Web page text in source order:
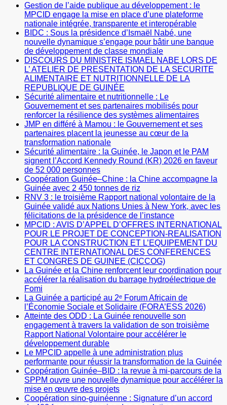
Gestion de l’aide publique au développement : le
MPCID engage la mise en place d’une plateforme
nationale intégrée, transparente et interopérable
BIDC : Sous la présidence d’Ismaël Nabé, une
nouvelle dynamique s’engage pour bâtir une banque
de développement de classe mondiale
DISCOURS DU MINISTRE ISMAEL NABE LORS DE
L’ ATELIER DE PRESENTATION DE LA SECURITE
ALIMENTAIRE ET NUTRITIONNELLE DE LA
REPUBLIQUE DE GUINÉE
Sécurité alimentaire et nutritionnelle : Le
Gouvernement et ses partenaires mobilisés pour
renforcer la résilience des systèmes alimentaires
JMP en différé à Mamou : le Gouvernement et ses
partenaires placent la jeunesse au cœur de la
transformation nationale
Sécurité alimentaire : la Guinée, le Japon et le PAM
signent l’Accord Kennedy Round (KR) 2026 en faveur
de 52 000 personnes
Coopération Guinée–Chine : la Chine accompagne la
Guinée avec 2 450 tonnes de riz
RNV 3 : le troisième Rapport national volontaire de la
Guinée validé aux Nations Unies à New York, avec les
félicitations de la présidence de l’instance
MPCID : AVIS D’APPEL D’OFFRES INTERNATIONAL
POUR LE PROJET DE CONCEPTION-REALISATION
POUR LA CONSTRUCTION ET L’EQUIPEMENT DU
CENTRE INTERNATIONAL DES CONFERENCES
ET CONGRES DE GUINEE (CICCOG)
La Guinée et la Chine renforcent leur coordination pour
accélérer la réalisation du barrage hydroélectrique de
Fomi
La Guinée a participé au 2ᵉ Forum Africain de
l’Économie Sociale et Solidaire (FORA’ESS 2026)
Atteinte des ODD : La Guinée renouvelle son
engagement à travers la validation de son troisième
Rapport National Volontaire pour accélérer le
développement durable
Le MPCID appelle à une administration plus
performante pour réussir la transformation de la Guinée
Coopération Guinée–BID : la revue à mi-parcours de la
SPPM ouvre une nouvelle dynamique pour accélérer la
mise en œuvre des projets
Coopération sino-guinéenne : Signature d’un accord